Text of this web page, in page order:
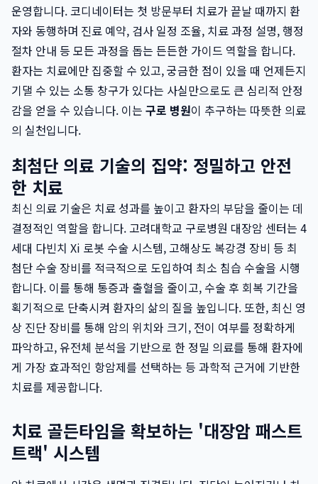
운영합니다. 코디네이터는 첫 방문부터 치료가 끝날 때까지 환
자와 동행하며 진료 예약, 검사 일정 조율, 치료 과정 설명, 행정
절차 안내 등 모든 과정을 돕는 든든한 가이드 역할을 합니다.
환자는 치료에만 집중할 수 있고, 궁금한 점이 있을 때 언제든지
기댈 수 있는 소통 창구가 있다는 사실만으로도 큰 심리적 안정
감을 얻을 수 있습니다. 이는 구로 병원이 추구하는 따뜻한 의료
의 실천입니다.
최첨단 의료 기술의 집약: 정밀하고 안전
한 치료
최신 의료 기술은 치료 성과를 높이고 환자의 부담을 줄이는 데
결정적인 역할을 합니다. 고려대학교 구로병원 대장암 센터는 4
세대 다빈치 Xi 로봇 수술 시스템, 고해상도 복강경 장비 등 최
첨단 수술 장비를 적극적으로 도입하여 최소 침습 수술을 시행
합니다. 이를 통해 통증과 출혈을 줄이고, 수술 후 회복 기간을
획기적으로 단축시켜 환자의 삶의 질을 높입니다. 또한, 최신 영
상 진단 장비를 통해 암의 위치와 크기, 전이 여부를 정확하게
파악하고, 유전체 분석을 기반으로 한 정밀 의료를 통해 환자에
게 가장 효과적인 항암제를 선택하는 등 과학적 근거에 기반한
치료를 제공합니다.
치료 골든타임을 확보하는 '대장암 패스트
트랙' 시스템